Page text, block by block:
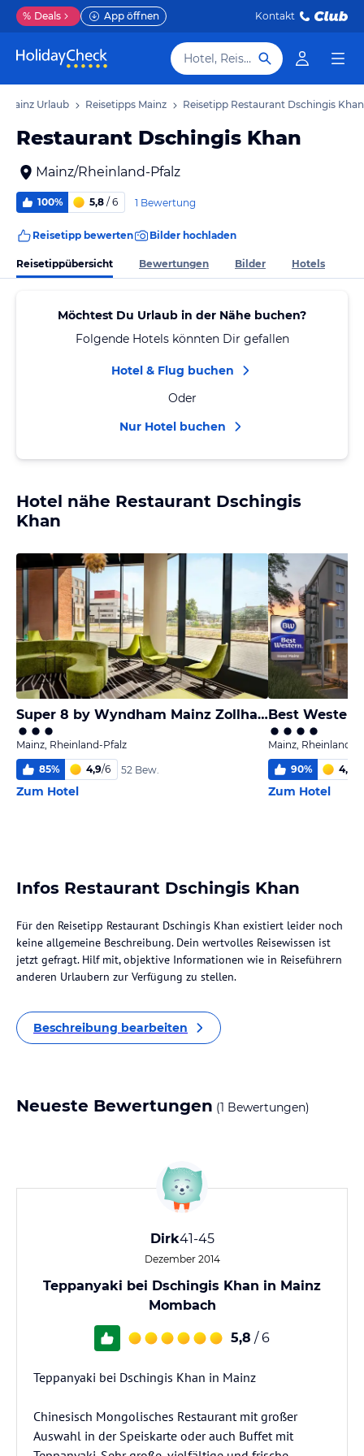
% Deals App öffnen Kontakt
Hotel, Reiseziel
Mainz Urlaub Reisetipps Mainz Reisetipp Restaurant Dschingis Khan
Restaurant Dschingis Khan
Mainz/Rheinland-Pfalz
100% 5,8 / 6 1 Bewertung
Reisetipp bewerten Bilder hochladen
Reisetippübersicht Bewertungen Bilder Hotels
Möchtest Du Urlaub in der Nähe buchen?
Folgende Hotels könnten Dir gefallen
Hotel & Flug buchen
Oder
Nur Hotel buchen
Hotel nähe Restaurant Dschingis
Khan
Super 8 by Wyndham Mainz Zollhafen
Mainz, Rheinland-Pfalz
85% 4,9/6 52 Bew.
Zum Hotel
Best
Mainz, Rheinland-
90% 4,8
Zum Hotel
Infos Restaurant Dschingis Khan
Für den Reisetipp Restaurant Dschingis Khan existiert leider noch
keine allgemeine Beschreibung. Dein wertvolles Reisewissen ist
jetzt gefragt. Hilf mit, objektive Informationen wie in Reiseführern
anderen Urlaubern zur Verfügung zu stellen.
Beschreibung bearbeiten
Neueste Bewertungen (1 Bewertungen)
Dirk41-45
Dezember 2014
Teppanyaki bei Dschingis Khan in Mainz
Mombach
5,8 / 6
Teppanyaki bei Dschingis Khan in Mainz
Chinesisch Mongolisches Restaurant mit großer
Auswahl in der Speiskarte oder auch Buffet mit